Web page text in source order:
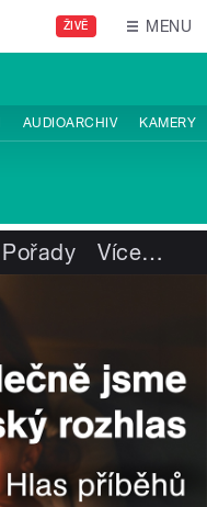
ŽIVĚ MENU
AUDIOARCHIV KAMERY
Pořady Více…